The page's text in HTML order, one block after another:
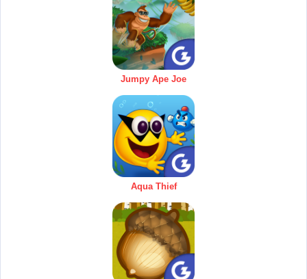
Jumpy Ape Joe
Aqua Thief